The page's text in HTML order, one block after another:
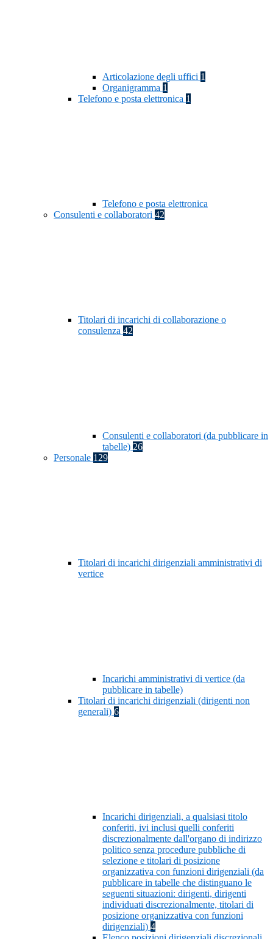
Articolazione degli uffici 1
Organigramma 1
Telefono e posta elettronica 1
Telefono e posta elettronica
Consulenti e collaboratori 42
Titolari di incarichi di collaborazione o
consulenza 42
Consulenti e collaboratori (da pubblicare in
tabelle) 26
Personale 129
Titolari di incarichi dirigenziali amministrativi di
vertice
Incarichi amministrativi di vertice (da
pubblicare in tabelle)
Titolari di incarichi dirigenziali (dirigenti non
generali) 6
Incarichi dirigenziali, a qualsiasi titolo
conferiti, ivi inclusi quelli conferiti
discrezionalmente dall'organo di indirizzo
politico senza procedure pubbliche di
selezione e titolari di posizione
organizzativa con funzioni dirigenziali (da
pubblicare in tabelle che distinguano le
seguenti situazioni: dirigenti, dirigenti
individuati discrezionalmente, titolari di
posizione organizzativa con funzioni
dirigenziali) 4